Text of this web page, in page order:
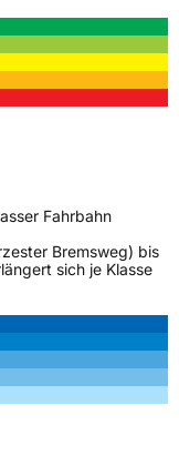
Fahrbahn
Bremsweg) bis
sich je Klasse